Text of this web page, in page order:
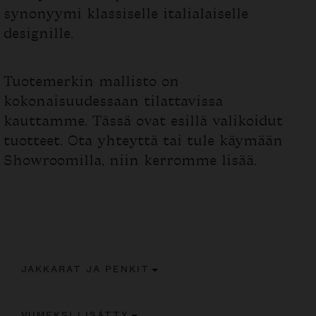
synonyymi klassiselle italialaiselle
designille.
Tuotemerkin mallisto on
kokonaisuudessaan tilattavissa
kauttamme. Tässä ovat esillä valikoidut
tuotteet. Ota yhteyttä tai tule käymään
Showroomilla, niin kerromme lisää.
JAKKARAT JA PENKIT